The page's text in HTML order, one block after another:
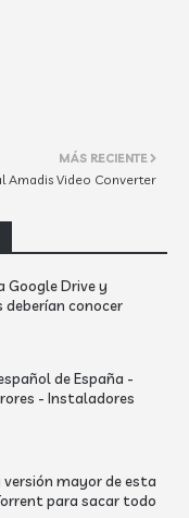
MÁS RECIENTE
Amadis Video Converter
Drive y
deberían conocer
de España -
- Instaladores
mayor de esta
para sacar todo